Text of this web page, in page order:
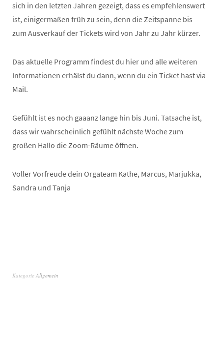
sich in den letzten Jahren gezeigt, dass es empfehlenswert
ist, einigermaßen früh zu sein, denn die Zeitspanne bis
zum Ausverkauf der Tickets wird von Jahr zu Jahr kürzer.
Das aktuelle Programm findest du hier und alle weiteren
Informationen erhälst du dann, wenn du ein Ticket hast via
Mail.
Gefühlt ist es noch gaaanz lange hin bis Juni. Tatsache ist,
dass wir wahrscheinlich gefühlt nächste Woche zum
großen Hallo die Zoom-Räume öffnen.
Voller Vorfreude dein Orgateam Kathe, Marcus, Marjukka,
Sandra und Tanja
Kategorie Allgemein